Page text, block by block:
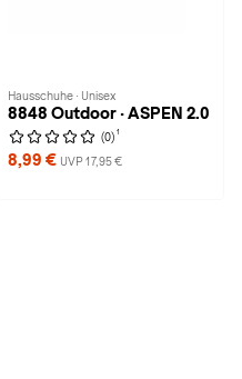
Hausschuhe · Unisex
8848 Outdoor · ASPEN 2.0
(0) 1
8,99 € UVP 17,95 €